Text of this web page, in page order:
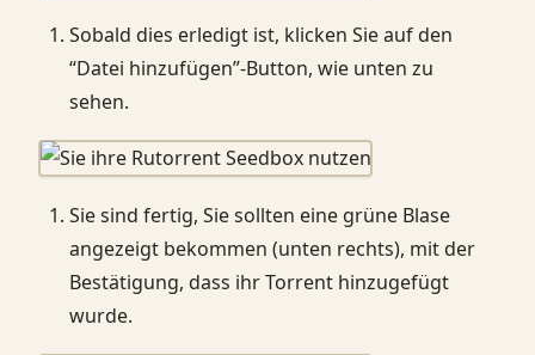
Sobald dies erledigt ist, klicken Sie auf den
“Datei hinzufügen”-Button, wie unten zu
sehen.
Sie sind fertig, Sie sollten eine grüne Blase
angezeigt bekommen (unten rechts), mit der
Bestätigung, dass ihr Torrent hinzugefügt
wurde.